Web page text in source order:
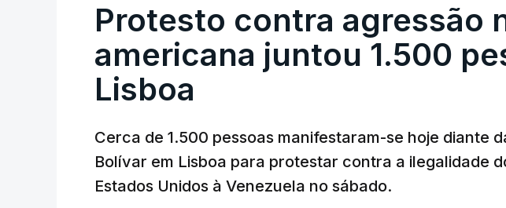
Protesto contra agressão
americana juntou 1.500
Lisboa
Cerca de 1.500 pessoas manifestaram-se hoje diante
Bolívar em Lisboa para protestar contra a ilegalidade
Estados Unidos à Venezuela no sábado.